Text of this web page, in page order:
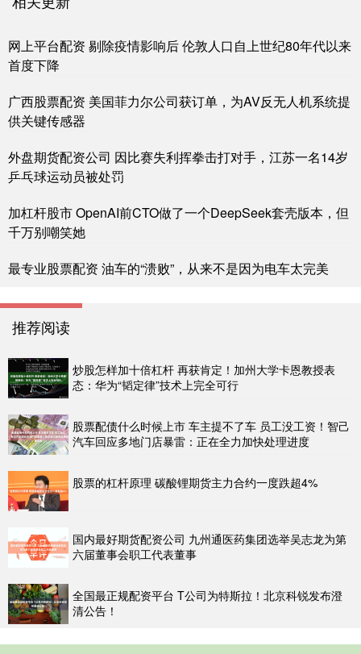
网上平台配资 剔除疫情影响后 伦敦人口自上世纪80年代以来
首度下降
广西股票配资 美国菲力尔公司获订单，为AV反无人机系统提
供关键传感器
外盘期货配资公司 因比赛失利挥拳击打对手，江苏一名14岁
乒乓球运动员被处罚
加杠杆股市 OpenAI前CTO做了一个DeepSeek套壳版本，但
千万别嘲笑她
最专业股票配资 油车的“溃败”，从来不是因为电车太完美
推荐阅读
炒股怎样加十倍杠杆 再获肯定！加州大学卡恩教授表
态：华为“韬定律”技术上完全可行
股票配债什么时候上市 车主提不了车 员工没工资！智己
汽车回应多地门店暴雷：正在全力加快处理进度
股票的杠杆原理 碳酸锂期货主力合约一度跌超4%
国内最好期货配资公司 九州通医药集团选举吴志龙为第
六届董事会职工代表董事
全国最正规配资平台 T公司为特斯拉！北京科锐发布澄
清公告！